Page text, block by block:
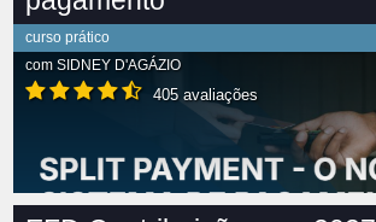
curso prático
com SIDNEY D'AGÁZIO
405 avaliações